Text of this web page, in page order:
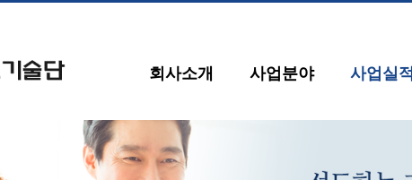
회사소개 사업분야 사업실적